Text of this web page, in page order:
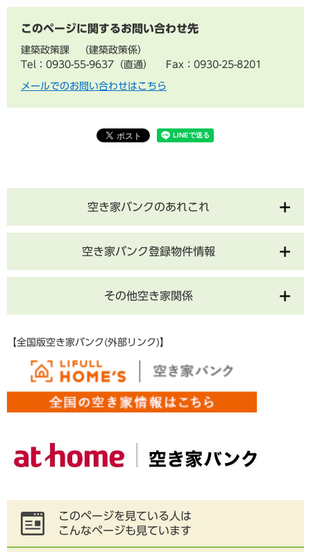
このページに関するお問い合わせ先
建築政策課
建築政策係
Tel：0930-55-9637（直通）
Fax：0930-25-8201
メールでのお問い合わせはこちら
空き家バンクのあれこれ
空き家バンク登録物件情報
その他空き家関係
【全国版空き家バンク(外部リンク)】
このページを見ている人は
こんなページも見ています